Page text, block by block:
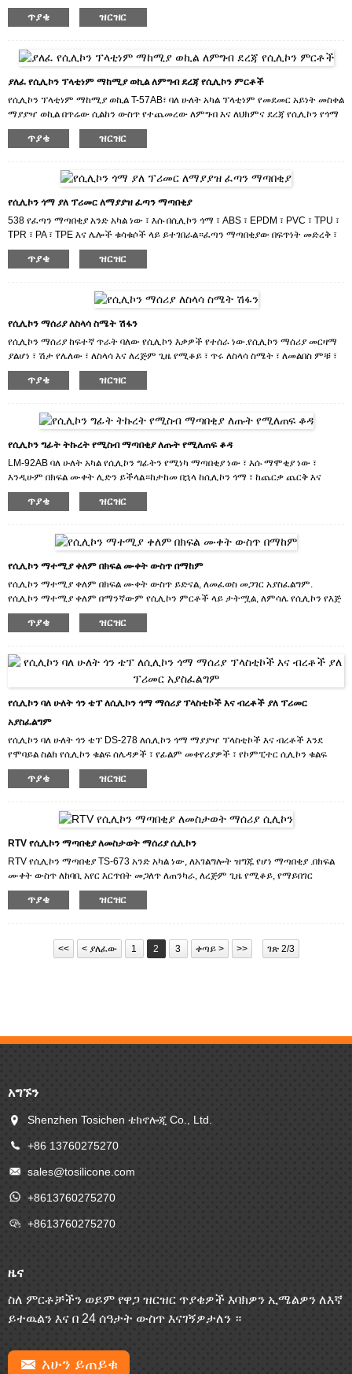
ጠንካራ ማጣበቅ.
አገልግሎቶችን እንሰጥዎታለን።
ጥያቄ ዝርዝር
ያለፈ የሲሊኮን ፕላቲነም ማከሚያ ወኪል ለምግብ ደረጃ የሲሊኮን ምርቶች
የሲሊኮን ፕላቲነም ማከሚያ ወኪል T-57AB፣ ባለ ሁለት አካል ፕላቲነም የመደመር አይነት መስቀል
ማያያዣ ወኪል በጥሬው ሲልከን ውስጥ የተጨመረው ለምግብ እና ለህክምና ደረጃ የሲሊኮን የጎማ
ምርቶች መስቀል አገናኝ።እሱ በሲሊኮን የሕፃን የጡት ጫፍ ፣ የኬክ ሻጋታ ፣ የሲሊኮን ማብሰያ ፣
ኤክስትራክሽን ጋኬት ፣ የበረዶ ሻጋታ ፣ የሲሊኮን ቱቦ ወዘተ ላይ ይተገበራል ።
ምርቶቻችንን የሚፈልጉ ከሆነ ወይም ምርቶቻችንን ለመሸጥ ከፈለጉ ጥሩ ዋጋ እና ምርጥ
አገልግሎቶችን እንሰጥዎታለን።
ጥያቄ ዝርዝር
የሲሊኮን ጎማ ያለ ፕሪመር ለማያያዝ ፈጣን ማጣበቂያ
538 የፈጣን ማጣበቂያ አንድ አካል ነው ፣ እሱ በሲሊኮን ጎማ ፣ ABS ፣ EPDM ፣ PVC ፣ TPU ፣
TPR ፣ PA ፣ TPE እና ሌሎች ቁሳቁሶች ላይ ይተገበራል።ፈጣን ማጣበቂያው በፍጥነት መድረቅ ፣
ከፍተኛ ተጣጣፊነት ፣ ጠንካራ የመገጣጠም ጥንካሬ ፣ ዝቅተኛ ነጭነት እና ዝቅተኛ ሽታ ተለይቶ
ይታወቃል።የሲሊኮን ጎማ በማያያዝ ላይ ምንም ፕሪመር አያስፈልግም.
ምርቶቻችንን የሚፈልጉ ከሆነ ወይም ምርቶቻችንን ለመሸጥ ከፈለጉ ጥሩ ዋጋ እና ምርጥ
አገልግሎቶችን እንሰጥዎታለን።
ጥያቄ ዝርዝር
የሲሊኮን ማሰሪያ ለስላሳ ስሜት ሽፋን
የሲሊኮን ማሰሪያ ከፍተኛ ጥራት ባለው የሲሊኮን እቃዎች የተሰራ ነው.የሲሊኮን ማሰሪያ መርዛማ
ያልሆነ ፣ ሽታ የሌለው ፣ ለስላሳ እና ለረጅም ጊዜ የሚቆይ ፣ ጥሩ ለስላሳ ስሜት ፣ ለመልበስ ምቹ ፣
ውሃ የማይገባ ፣ ላብ የማይበላሽ ፣ ለስላሳ እና ዘላቂ ነው።ማንኛውም የሲሊኮን ማሰሪያ ቀለም
ሊበጅ ይችላል.
ጥያቄ ዝርዝር
የሲሊኮን ግፊት ትኩረት የሚስብ ማጣበቂያ ለጡት የሚለጠፍ ቆዳ
LM-92AB ባለ ሁለት አካል የሲሊኮን ግፊትን የሚነካ ማጣበቂያ ነው ፣ እሱ ማሞቂያ ነው ፣
እንዲሁም በክፍል ሙቀት ሊድን ይችላል።ከታከመ በኋላ ከሲሊኮን ጎማ ፣ ከጨርቃ ጨርቅ እና
ከሌሎች ቁሳቁሶች ጋር ጥሩ ማጣበቂያ አለው ፣ እና በጣም ጥሩ የወለል ንጣፍ ኃይል አለው ፣ ቆዳ
በሚለጠፍበት ጊዜ እንደገና ጥቅም ላይ ሊውል ይችላል።LM-92AB በሲሊኮን ብሬክ, የሕክምና
ምርቶቻችንን የሚፈልጉ ከሆነ ወይም ምርቶቻችንን ለመሸጥ ከፈለጉ ጥሩ ዋጋ እና ምርጥ
አገልግሎቶችን እንሰጥዎታለን።
ጥያቄ ዝርዝር
የሲሊኮን ማተሚያ ቀለም በክፍል ሙቀት ውስጥ በማከም
የሲሊኮን ማተሚያ ቀለም በክፍል ሙቀት ውስጥ ይድናል, ለመፈወስ መጋገር አያስፈልግም.
የሲሊኮን ማተሚያ ቀለም በማንኛውም የሲሊኮን ምርቶች ላይ ታትሟል, ለምሳሌ የሲሊኮን የእጅ
አንጓዎች, የሞባይል ስልክ መያዣዎች, የመዋኛ መያዣዎች እና የቁልፍ ሰሌዳዎች.
ሁሉም የሲሊኮን ማተሚያ ቀለም ቀለሞች ሊበጁ ይችላሉ.
ምርቶቻችንን የሚፈልጉ ከሆነ ወይም ምርቶቻችንን ለመሸጥ ከፈለጉ ጥሩ ዋጋ እና ምርጥ
አገልግሎቶችን እንሰጥዎታለን።
ጥያቄ ዝርዝር
የሲሊኮን ባለ ሁለት ጎን ቴፕ ለሲሊኮን ጎማ ማሰሪያ ፕላስቲኮች እና ብረቶች ያለ ፕሪመር
አያስፈልግም
የሲሊኮን ባለ ሁለት ጎን ቴፕ DS-278 ለሲሊኮን ጎማ ማያያዣ ፕላስቲኮች እና ብረቶች እንደ
የሞባይል ስልክ የሲሊኮን ቁልፍ ሰሌዳዎች ፣ የፊልም መቀየሪያዎች ፣ የኮምፒተር ሲሊኮን ቁልፍ
ሰሌዳዎች ፣ የርቀት መቆጣጠሪያ የሲሊኮን ቁልፍ ሰሌዳዎች ፣ የሲሊኮን ቁልፍ ሰሌዳዎች ፣ የሲሊኮን
የሞባይል ስልክ መያዣዎች እና ሌሎች ምርቶች።የሲሊኮን ጎማ ያለ ፕሪመር በቀጥታ ተጣብቋል.
ምርቶቻችንን የሚፈልጉ ከሆነ ወይም ምርቶቻችንን ለመሸጥ ከፈለጉ ጥሩ ዋጋ እና ምርጥ
አገልግሎቶችን እንሰጥዎታለን።
ጥያቄ ዝርዝር
RTV የሲሊኮን ማጣበቂያ ለመስታወት ማሰሪያ ሲሊኮን
RTV የሲሊኮን ማጣበቂያ TS-673 አንድ አካል ነው, ለአገልግሎት ዝግጁ የሆነ ማጣበቂያ .በክፍል
ሙቀት ውስጥ ለከባቢ አየር እርጥበት መጋለጥ ለጠንካራ, ለረጅም ጊዜ የሚቆይ, የማይበገር
የሲሊኮን ጎማ ይድናሉ.TS-673 የኤፍዲኤ መስፈርቶችን ያከብራል።
ጥያቄ ዝርዝር
<< < ያለፈው 1 2 3 ቀጣይ > >> ገጽ 2/3
አግኙን
Shenzhen Tosichen ቴክኖሎጂ Co., Ltd.
+86 13760275270
sales@tosilicone.com
+8613760275270
+8613760275270
ዜና
ስለ ምርቶቻችን ወይም የዋጋ ዝርዝር ጥያቄዎች እባክዎን ኢሜልዎን ለእኛ
ይተዉልን እና በ 24 ሰዓታት ውስጥ እናገኝዎታለን ።
አሁን ይጠይቁ